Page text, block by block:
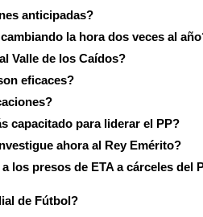
anticipadas?
la hora dos veces al
Valle de los Caídos?
eficaces?
capacitado para liderar el PP?
ahora al Rey Emérito?
los presos de ETA a cárceles del
de Fútbol?